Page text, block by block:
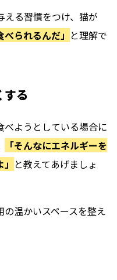
える習慣をつけ、猫が
られるんだ」 と理解で
する
べようとしている場合に
「そんなにエネルギーを
と教えてあげましょ
温かいスペースを整え